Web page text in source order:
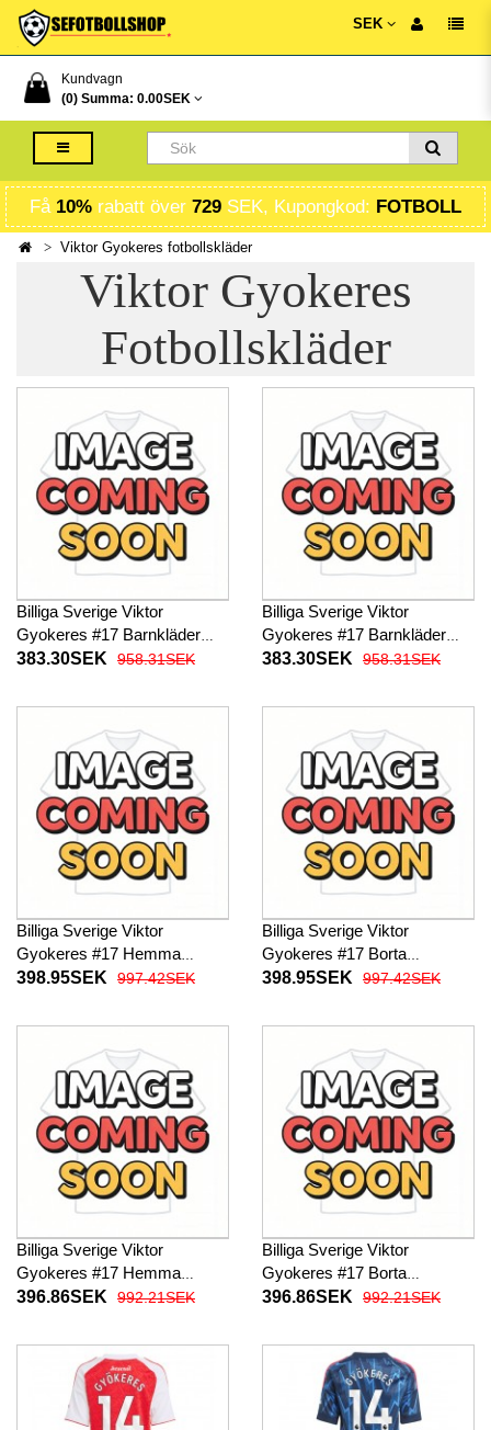
SEK
Kundvagn
(0) Summa: 0.00SEK
Få 10% rabatt över 729 SEK, Kupongkod: FOTBOLL
Viktor Gyokeres fotbollskläder
Viktor Gyokeres
Fotbollskläder
Billiga Sverige Viktor
Gyokeres #17 Barnkläder
Hemma fotbollskläder till
Korta byxor)
383.30SEK 958.31SEK
Billiga Sverige Viktor
Gyokeres #17 Barnkläder
Borta fotbollskläder till baby
byxor)
383.30SEK 958.31SEK
Billiga Sverige Viktor
Gyokeres #17 Hemma
fotbollskläder VM 2026
398.95SEK 997.42SEK
Billiga Sverige Viktor
Gyokeres #17 Borta
fotbollskläder VM 2026
398.95SEK 997.42SEK
Billiga Sverige Viktor
Gyokeres #17 Hemma
fotbollskläder Dam VM 2026
396.86SEK 992.21SEK
Billiga Sverige Viktor
Gyokeres #17 Borta
fotbollskläder Dam VM 2026
396.86SEK 992.21SEK